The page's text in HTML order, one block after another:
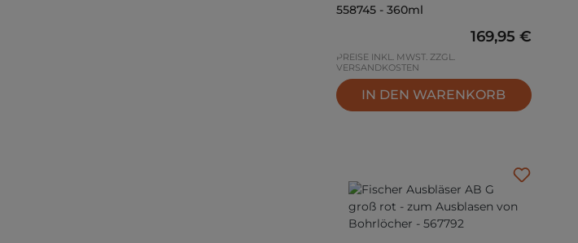
558745 - 360ml
Regulärer Preis:
169,95 €
PREISE INKL. MWST. ZZGL.
VERSANDKOSTEN
IN DEN WARENKORB